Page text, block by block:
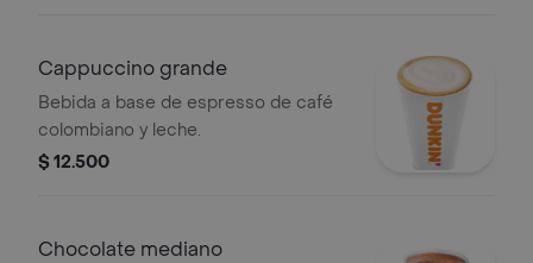
Cappuccino grande
Bebida a base de espresso de café
colombiano y leche.
$ 12.500
Chocolate mediano